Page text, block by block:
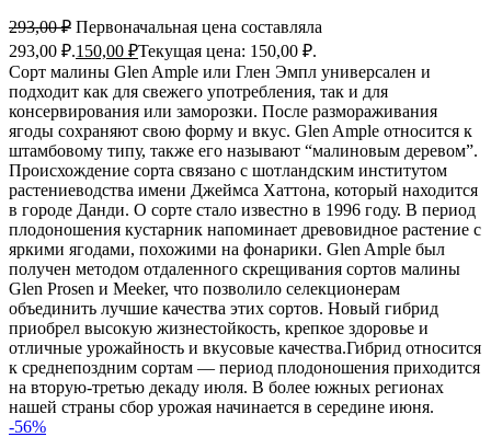
293,00₽ Первоначальная цена составляла
293,00 ₽.150,00 ₽Текущая цена: 150,00 ₽.
Сорт малины Glen Ample или Глен Эмпл универсален и
подходит как для свежего употребления, так и для
консервирования или заморозки. После размораживания
ягоды сохраняют свою форму и вкус. Glen Ample относится к
штамбовому типу, также его называют “малиновым деревом”.
Происхождение сорта связано с шотландским институтом
растениеводства имени Джеймса Хаттона, который находится
в городе Данди. О сорте стало известно в 1996 году. В период
плодоношения кустарник напоминает древовидное растение с
яркими ягодами, похожими на фонарики. Glen Ample был
получен методом отдаленного скрещивания сортов малины
Glen Prosen и Meeker, что позволило селекционерам
объединить лучшие качества этих сортов. Новый гибрид
приобрел высокую жизнестойкость, крепкое здоровье и
отличные урожайность и вкусовые качества.Гибрид относится
к среднепоздним сортам — период плодоношения приходится
на вторую-третью декаду июля. В более южных регионах
нашей страны сбор урожая начинается в середине июня.
-56%